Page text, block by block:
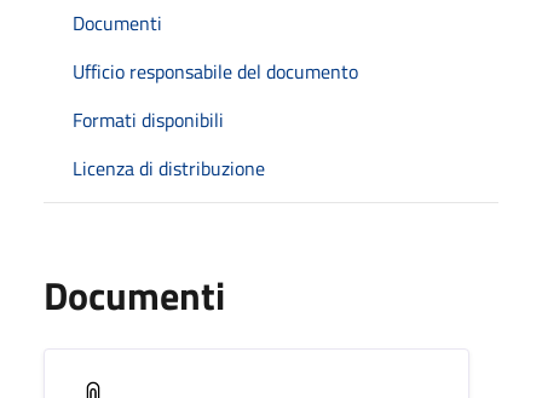
Documenti
Ufficio responsabile del documento
Formati disponibili
Licenza di distribuzione
Documenti